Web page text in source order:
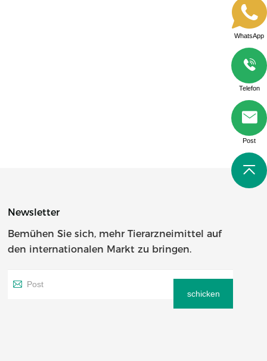
Newsletter
Bemühen Sie sich, mehr Tierarzneimittel auf
den internationalen Markt zu bringen.
schicken
WhatsApp
Telefon
Post